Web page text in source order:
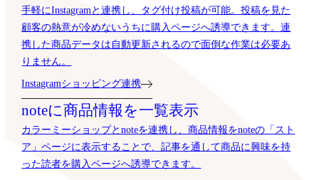
手軽にInstagramと連携し、タグ付け投稿が可能。投稿を見た
顧客の熱意が冷めないうちに購入ページへ誘導できます。連
携した商品データは自動更新されるので面倒な作業は必要あ
りません。
Instagramショッピング連携
noteに商品情報を一覧表示
カラーミーショップとnoteを連携し、商品情報をnoteの「スト
ア」ページに表示することで、記事を通して商品に興味を持
った読者を購入ページへ誘導できます。